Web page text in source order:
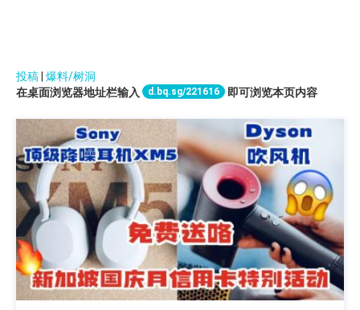
投稿 爆料/树洞
在桌面浏览器地址栏输入
d.bq.sg/221616 即可浏览本页内容